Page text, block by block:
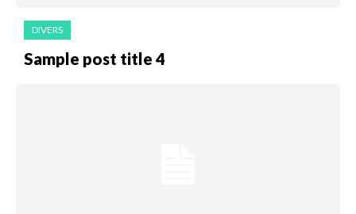
DIVERS
Sample post title 4